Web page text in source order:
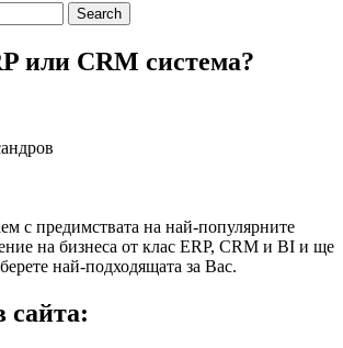
или CRM система?
с предимствата на най-популярните
на бизнеса от клас ERP, CRM и BI и ще
най-подходящата за Вас.
сайта: